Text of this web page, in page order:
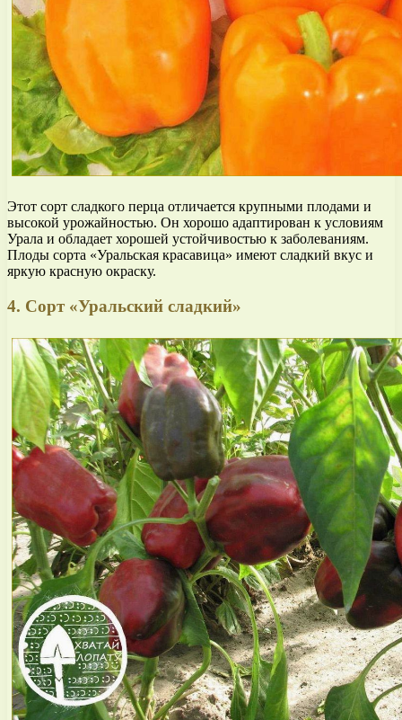
Этот сорт сладкого перца отличается крупными плодами и
высокой урожайностью. Он хорошо адаптирован к условиям
Урала и обладает хорошей устойчивостью к заболеваниям.
Плоды сорта «Уральская красавица» имеют сладкий вкус и
яркую красную окраску.
4. Сорт «Уральский сладкий»